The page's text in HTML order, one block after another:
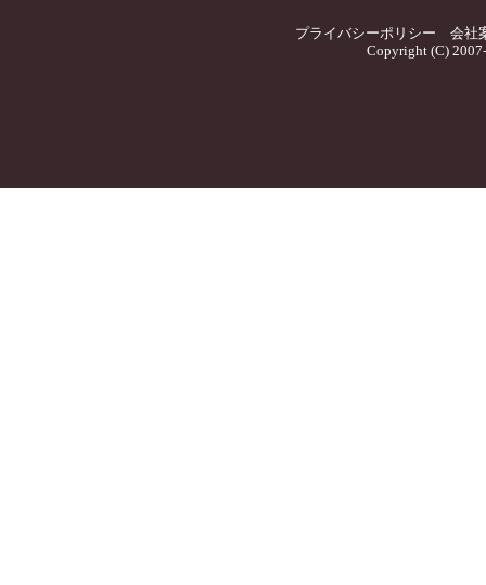
プライバシーポリシー
会社
Copyright (C)